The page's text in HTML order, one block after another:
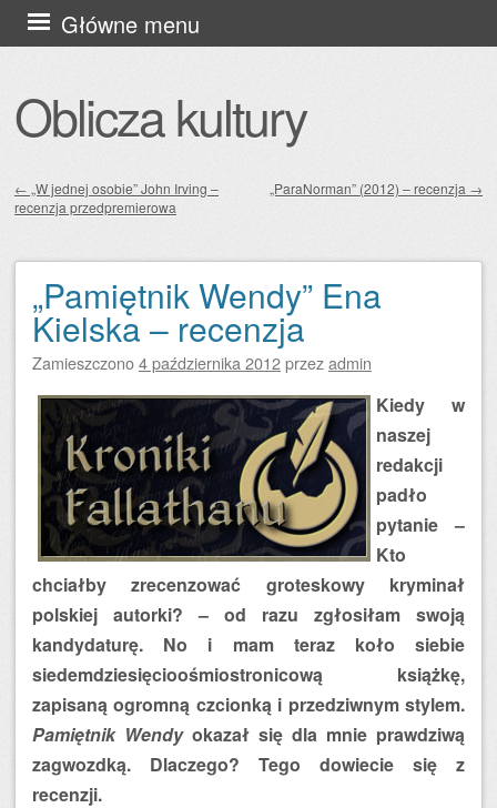
Oblicza kultury
Główne menu
Przejdź
do
Zobacz wpisy
← „W jednej osobie” John Irving –
recenzja przedpremierowa
„ParaNorman” (2012) – recenzja →
„Pamiętnik Wendy” Ena
Kielska – recenzja
Zamieszczono4 października 2012przezadmin
Kiedy w
naszej
redakcji
padło
pytanie –
Kto
chciałby zrecenzować groteskowy kryminał
polskiej autorki? – od razu zgłosiłam swoją
kandydaturę. No i mam teraz koło siebie
siedemdziesięcioośmiostronicową książkę,
zapisaną ogromną czcionką i przedziwnym stylem.
Pamiętnik Wendyokazał się dla mnie prawdziwą
zagwozdką. Dlaczego? Tego dowiecie się z
recenzji.